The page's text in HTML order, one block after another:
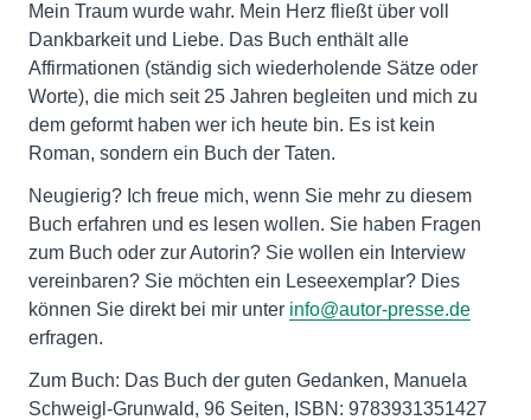
Mein Traum wurde wahr. Mein Herz fließt über voll
Dankbarkeit und Liebe. Das Buch enthält alle
Affirmationen (ständig sich wiederholende Sätze oder
Worte), die mich seit 25 Jahren begleiten und mich zu
dem geformt haben wer ich heute bin. Es ist kein
Roman, sondern ein Buch der Taten.
Neugierig? Ich freue mich, wenn Sie mehr zu diesem
Buch erfahren und es lesen wollen. Sie haben Fragen
zum Buch oder zur Autorin? Sie wollen ein Interview
vereinbaren? Sie möchten ein Leseexemplar? Dies
können Sie direkt bei mir unter info@autor-presse.de
erfragen.
Zum Buch: Das Buch der guten Gedanken, Manuela
Schweigl-Grunwald, 96 Seiten, ISBN: 9783931351427